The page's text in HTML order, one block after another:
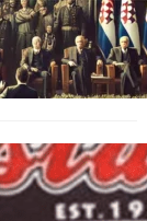
Bosna
nach Angriff